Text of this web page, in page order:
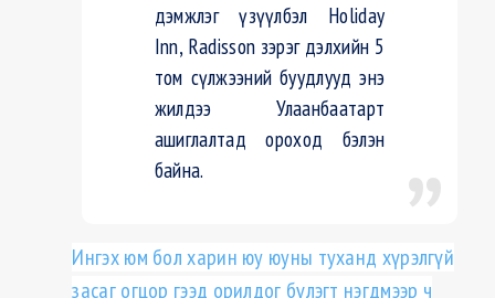
дэмжлэг үзүүлбэл Holiday
Inn, Radisson зэрэг дэлхийн 5
том сүлжээний буудлууд энэ
жилдээ Улаанбаатарт
ашиглалтад ороход бэлэн
байна.
Ингэх юм бол харин юу юуны туханд хүрэлгүй
засаг огцор гээд орилдог бүлэгт нэгдмээр ч